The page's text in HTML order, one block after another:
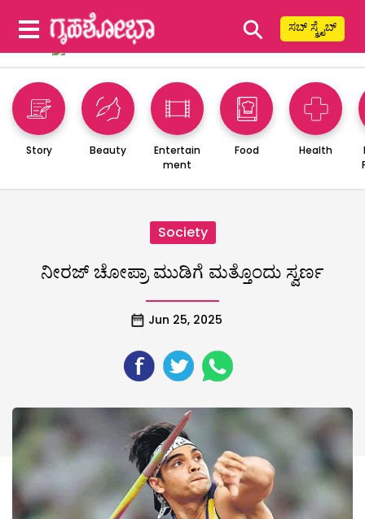
⚲ ಸಬ್ ಸ್ಕ್ರೈಬ್
Story Beauty
Entertain
ment
Food Health
Society
ನೀರಜ್‌ ಚೋಪ್ರಾ ಮುಡಿಗೆ ಮತ್ತೊಂದು ಸ್ವರ್ಣ
Jun 25, 2025